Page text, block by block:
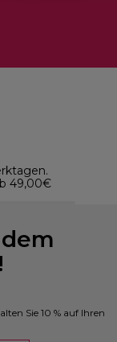
49,00€
Sie 10 % auf Ihren